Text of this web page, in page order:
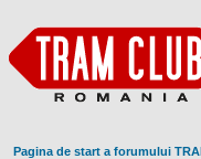
Pagina de start a forumului